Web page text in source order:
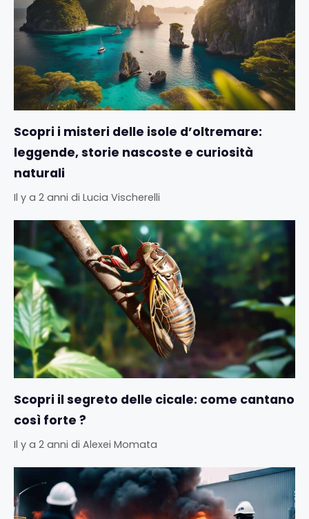
Scopri i misteri delle isole d’oltremare:
leggende, storie nascoste e curiosità
naturali
Il y a 2 anni di Lucia Vischerelli
Scopri il segreto delle cicale: come cantano
così forte ?
Il y a 2 anni di Alexei Momata